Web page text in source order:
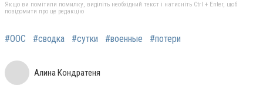
Якщо ви помітили помилку, виділіть необхідний текст і натисніть Ctrl + Enter, щоб
повідомити про це редакцію
#ООС #сводка #сутки #военные #потери
Алина Кондратеня